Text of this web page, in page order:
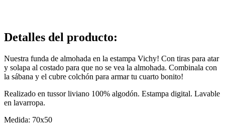
Detalles del producto:
Nuestra funda de almohada en la estampa Vichy! Con tiras para atar
y solapa al costado para que no se vea la almohada. Combinala con
la sábana y el cubre colchón para armar tu cuarto bonito!
Realizado en tussor liviano 100% algodón. Estampa digital. Lavable
en lavarropa.
Medida: 70x50